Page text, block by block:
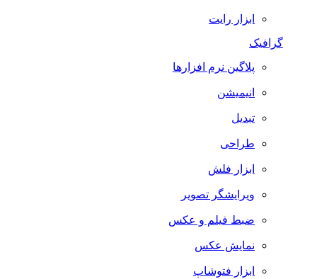
ابزار رایت
گرافیک
پلاگین نرم افزارها
انیمیشن
تبدیل
طراحی
ابزار فلش
ویرایشگر تصویر
ضبط فيلم و عكس
نمایش عکس
ابزار فتوشاپ